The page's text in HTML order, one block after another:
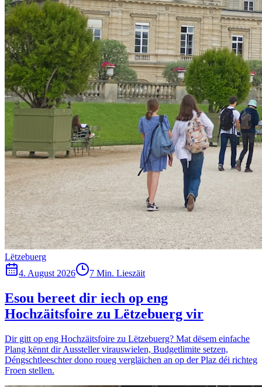
Lëtzebuerg
4. August 2026
7 Min. Lieszäit
Esou bereet dir iech op eng
Hochzäitsfoire zu Lëtzebuerg vir
Dir gitt op eng Hochzäitsfoire zu Lëtzebuerg? Mat dësem einfache
Plang kënnt dir Aussteller virauswielen, Budgetlimite setzen,
Déngschtleeschter dono roueg vergläichen an op der Plaz déi richteg
Froen stellen.